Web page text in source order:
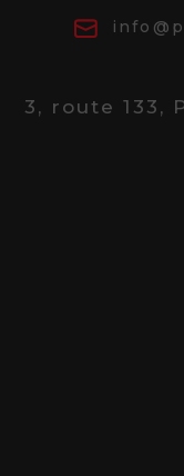
3, route 133,